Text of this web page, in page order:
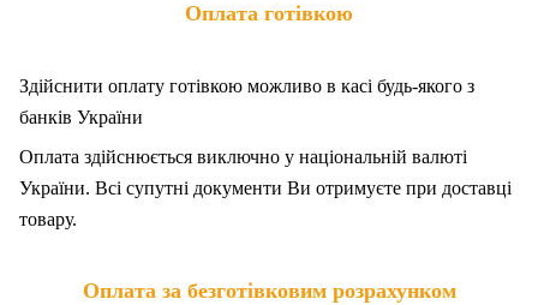
Оплата готівкою
Здійснити оплату готівкою можливо в касі будь-якого з
банків України
Оплата здійснюється виключно у національній валюті
України. Всі супутні документи Ви отримуєте при доставці
товару.
Оплата за безготівковим розрахунком